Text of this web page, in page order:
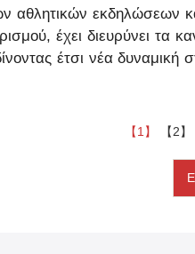
εκδηλώσεων
έχει διευρύνει τα
έτσι νέα
【1】 【2】